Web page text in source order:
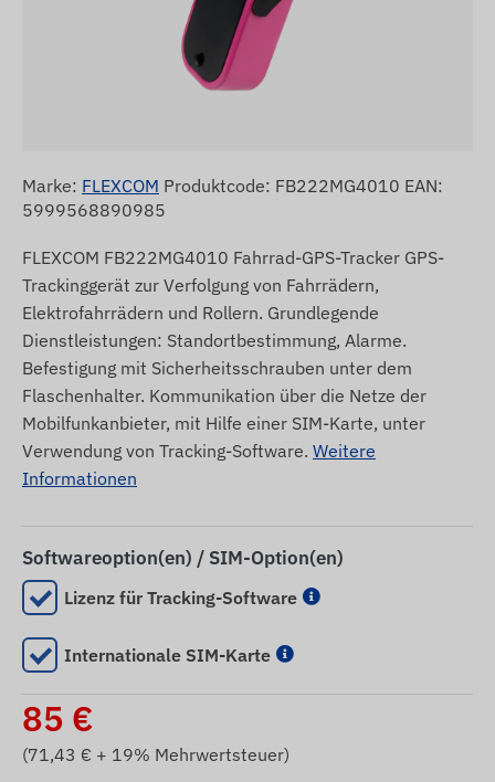
Marke: FLEXCOM Produktcode: FB222MG4010 EAN:
5999568890985
FLEXCOM FB222MG4010 Fahrrad-GPS-Tracker GPS-
Trackinggerät zur Verfolgung von Fahrrädern,
Elektrofahrrädern und Rollern. Grundlegende
Dienstleistungen: Standortbestimmung, Alarme.
Befestigung mit Sicherheitsschrauben unter dem
Flaschenhalter. Kommunikation über die Netze der
Mobilfunkanbieter, mit Hilfe einer SIM-Karte, unter
Verwendung von Tracking-Software. Weitere
Informationen
Softwareoption(en) / SIM-Option(en)
Lizenz für Tracking-Software
Internationale SIM-Karte
85 €
(71,43 € + 19% Mehrwertsteuer)